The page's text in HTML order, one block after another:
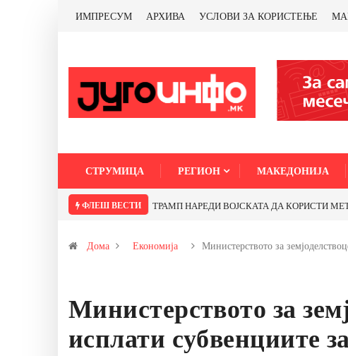
ИМПРЕСУМ АРХИВА УСЛОВИ ЗА КОРИСТЕЊЕ
СТРУМИЦА РЕГИОН МАКЕДОНИЈА
ФЛЕШ ВЕСТИ ТРАМП НАРЕДИ ВОЈСКАТА ДА КОРИСТИ
Дома Економија Министерството за
Министерството за
исплати субвенциите